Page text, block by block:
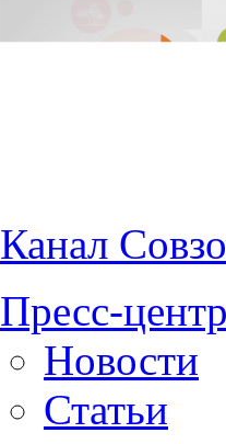
Канал
Пресс-центр
Новости
Статьи